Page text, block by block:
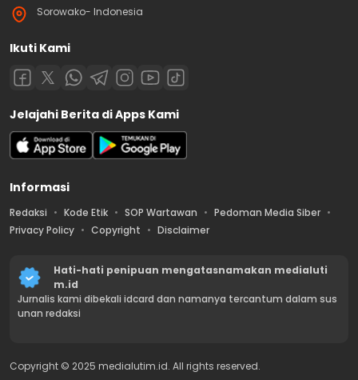
Sorowako- Indonesia
Ikuti Kami
Jelajahi Berita di Apps Kami
Informasi
Redaksi Kode Etik SOP Wartawan
Pedoman Media Siber
Privacy Policy
Copyright Disclaimer
Hati-hati penipuan mengatasnamakan medialuti
m.id
Jurnalis kami dibekali idcard dan namanya tercantum dalam sus
unan redaksi
Copyright © 2025 medialutim.id. All rights reserved.